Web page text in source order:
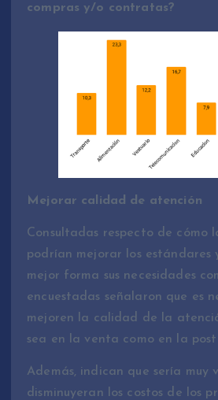
compras y/o contratas?
Mejorar calidad de atención
Consultadas respecto de cómo
podrían mejorar los estándares
mejor forma sus necesidades
encuestadas señalaron que es
mejoren la calidad de la
sea en la venta como en la
Además, indican que sería muy
disminuyeran los costos de los